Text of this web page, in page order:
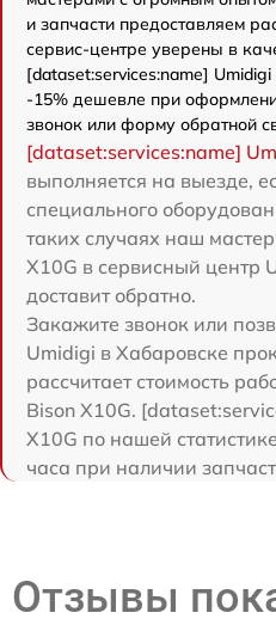
и запчасти предоставляем
сервис-центре уверены в
[dataset:services:name] Umidigi
-15% дешевле при
звонок или форму обратной
[dataset:services:name]
выполняется на выезде,
специального
таких случаях наш
X10G в сервисный центр
доставит обратно.
Закажите звонок или
Umidigi в Хабаровске
рассчитает стоимость
Bison X10G.
X10G по нашей
часа при наличии
Отзывы